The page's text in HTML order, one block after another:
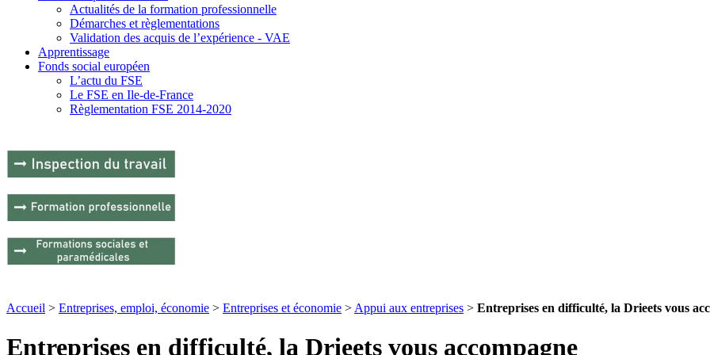
Actualités de la formation professionnelle
Démarches et règlementations
Validation des acquis de l’expérience - VAE
Apprentissage
Fonds social européen
L’actu du FSE
Le FSE en Ile-de-France
Règlementation FSE 2014-2020
Accueil > Entreprises, emploi, économie > Entreprises et économie >Appui aux entreprises > Entreprises en difficulté, la Drieets vous
Entreprises en difficulté, la Drieets vous accompagne